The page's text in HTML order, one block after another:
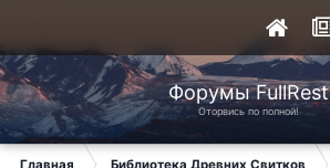
Форумы FullRest
Оторвись по полной!
Главная Библиотека Древних Свитков